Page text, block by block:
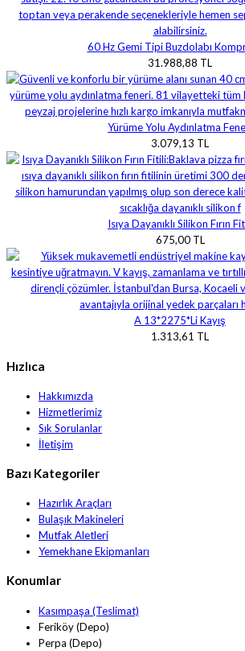
60 Hz Gemi Tipi Buzdolabı
31.988,88 TL
Yürüme Yolu Aydınlatma
3.079,13 TL
Isıya Dayanıklı Silikon Fırın
675,00 TL
A 13*2275*Li Kayış
1.313,61 TL
Hızlıca
Hakkımızda
Hizmetlerimiz
Sık Sorulanlar
İletişim
Bazı Kategoriler
Hazırlık Araçları
Bulaşık Makineleri
Mutfak Aletleri
Yemekhane Ekipmanları
Konumlar
Kasımpaşa (Teslimat)
Feriköy (Depo)
Perpa (Depo)